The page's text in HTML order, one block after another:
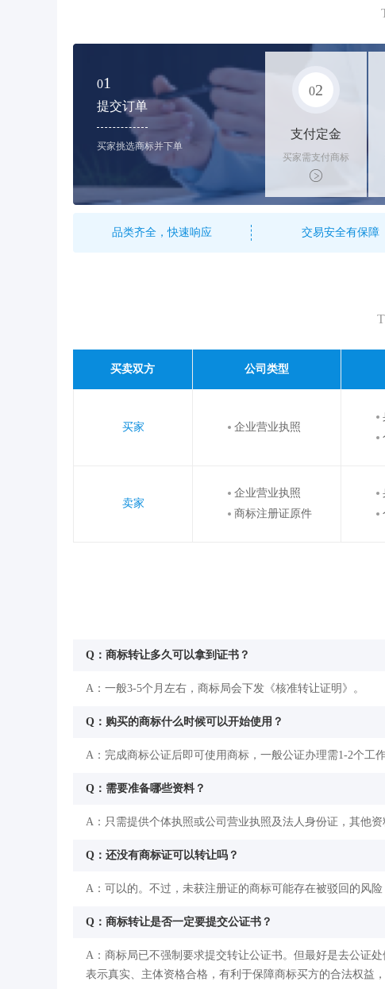
01
提交订单
买家挑选商标并下单
02
支付定金
买家需支付商标
标价的10%的购
买订金
品类齐全，快速响应 交易安全有保障
买卖双方 公司类型
买家 企业营业执照
卖家
企业营业执照
商标注册证原件
Q：商标转让多久可以拿到证书？
A：一般3-5个月左右，商标局会下发《核准转让证明》。
Q：购买的商标什么时候可以开始使用？
A：完成商标公证后即可使用商标，一般公证办理需1-2个工作
Q：需要准备哪些资料？
A：只需提供个体执照或公司营业执照及法人身份证，其他资
Q：还没有商标证可以转让吗？
A：可以的。不过，未获注册证的商标可能存在被驳回的风
Q：商标转让是否一定要提交公证书？
A：商标局已不强制要求提交转让公证书。但最好是去公证
表示真实、主体资格合格，有利于保障商标买方的合法权益